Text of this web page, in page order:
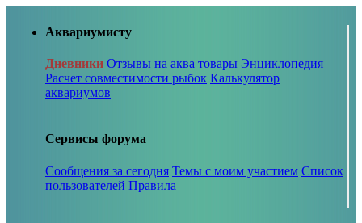
Аквариумисту
Дневники Отзывы на аква товары Энциклопедия
Расчет совместимости рыбок Калькулятор
аквариумов
Сервисы форума
Сообщения за сегодня Темы с моим участием Список
пользователей Правила